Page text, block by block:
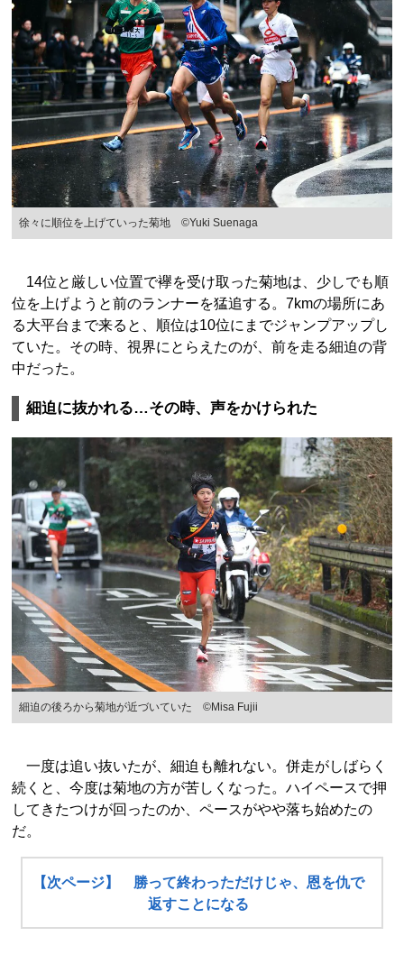
徐々に順位を上げていった菊地 ©Yuki Suenaga
14位と厳しい位置で襷を受け取った菊地は、少しでも順
位を上げようと前のランナーを猛追する。7kmの場所にあ
る大平台まで来ると、順位は10位にまでジャンプアップし
ていた。その時、視界にとらえたのが、前を走る細迫の背
中だった。
細迫に抜かれる…その時、声をかけられた
細迫の後ろから菊地が近づいていた ©Misa Fujii
一度は追い抜いたが、細迫も離れない。併走がしばらく
続くと、今度は菊地の方が苦しくなった。ハイペースで押
してきたつけが回ったのか、ペースがやや落ち始めたの
だ。
【次ページ】 勝って終わっただけじゃ、恩を仇で
返すことになる